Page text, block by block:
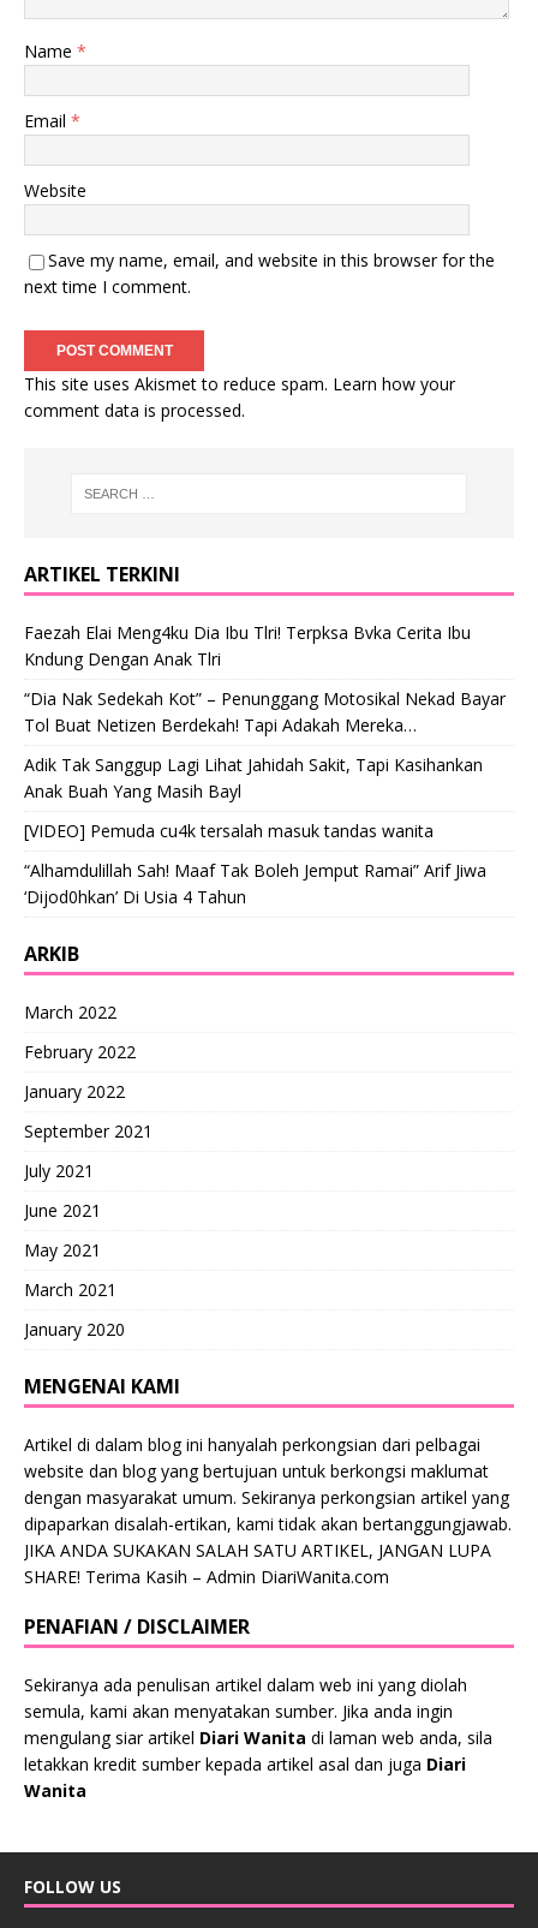
Name *
Email *
Website
Save my name, email, and website in this browser for the
next time I comment.
This site uses Akismet to reduce spam. Learn how your
comment data is processed.
ARTIKEL TERKINI
Faezah Elai Meng4ku Dia Ibu Tlri! Terpksa Bvka Cerita Ibu
Kndung Dengan Anak Tlri
“Dia Nak Sedekah Kot” – Penunggang Motosikal Nekad Bayar
Tol Buat Netizen Berdekah! Tapi Adakah Mereka…
Adik Tak Sanggup Lagi Lihat Jahidah Sakit, Tapi Kasihankan
Anak Buah Yang Masih Bayl
[VIDEO] Pemuda cu4k tersalah masuk tandas wanita
“Alhamdulillah Sah! Maaf Tak Boleh Jemput Ramai” Arif Jiwa
‘Dijod0hkan’ Di Usia 4 Tahun
ARKIB
March 2022
February 2022
January 2022
September 2021
July 2021
June 2021
May 2021
March 2021
January 2020
MENGENAI KAMI
Artikel di dalam blog ini hanyalah perkongsian dari pelbagai
website dan blog yang bertujuan untuk berkongsi maklumat
dengan masyarakat umum. Sekiranya perkongsian artikel yang
dipaparkan disalah-ertikan, kami tidak akan bertanggungjawab.
JIKA ANDA SUKAKAN SALAH SATU ARTIKEL, JANGAN LUPA
SHARE! Terima Kasih – Admin DiariWanita.com
PENAFIAN / DISCLAIMER
Sekiranya ada penulisan artikel dalam web ini yang diolah
semula, kami akan menyatakan sumber. Jika anda ingin
mengulang siar artikel Diari Wanita di laman web anda, sila
letakkan kredit sumber kepada artikel asal dan juga Diari
Wanita
FOLLOW US